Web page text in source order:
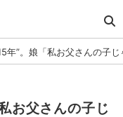
年”。娘「私お父さんの子
お父さんの子じ